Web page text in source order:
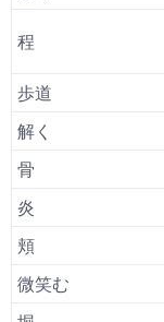
程
歩道
解く
骨
炎
頬
微笑む